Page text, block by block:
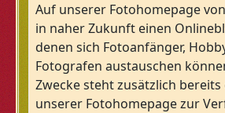
Auf unserer Fotohomepage
in naher Zukunft einen
denen sich Fotoanfänger,
Fotografen austauschen
Zwecke steht zusätzlich
unserer Fotohomepage zur